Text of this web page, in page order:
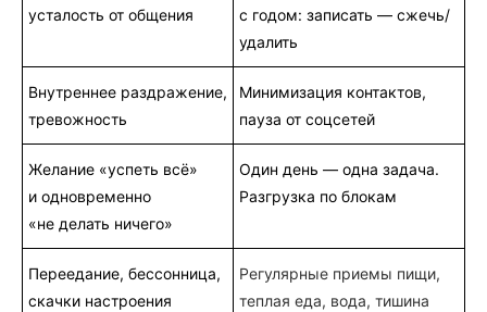
усталость от общения
с годом: записать — сжечь/
удалить
Внутреннее раздражение,
тревожность
Минимизация контактов,
пауза от соцсетей
Желание «успеть всё»
и одновременно
«не делать ничего»
Один день — одна задача.
Разгрузка по блокам
Переедание, бессонница,
скачки настроения
Регулярные приемы пищи,
теплая еда, вода, тишина